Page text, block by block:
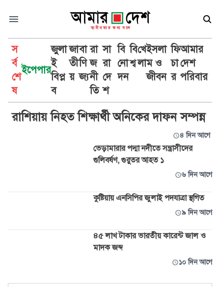
স
র্ব
শে
ষ
ইপেপার
জুলা
ই
বিপ্ল
ব
জা
তী
য়
বা
ণি
জ্য
রা
জ
নী
তি
সা
রা
দে
শ
বি
নো
দন
বি
শ্ব
খে
লা
ইসলা
ম ও
জীবন
ফি
চা
র
আমার
দেশ
পরিবার
কুষ্টিয়া
রাশিয়ায় নিহত শিক্ষার্থী অনিকের দাফন সম্পন্ন
৪ দিন আগে
ভেড়ামারার পদ্মা নদীতে সন্ত্রাসীদের
গুলিবর্ষণ, গুরুতর আহত ১
৬ দিন আগে
কুষ্টিয়ায় এনসিপির জুলাই পদযাত্রা স্থগিত
৯ দিন আগে
৪৫ লাখ টাকার ভারতীয় কারেন্ট জাল ও
মাদক জব্দ
১০ দিন আগে